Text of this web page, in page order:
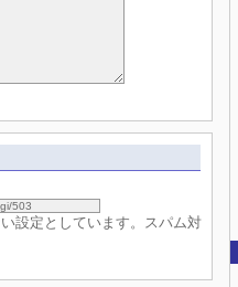
設定としています。スパム対